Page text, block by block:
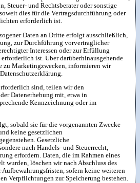
Steuer- und Rechtsberater oder sonstige
dies für die Vertragsdurchführung oder
erforderlich ist.
Daten an Dritte erfolgt ausschließlich,
zur Durchführung vorvertraglicher
Interessen oder zur Erfüllung
ist. Über darüberhinausgehende
zu Marketingzwecken, informieren wir
sind, teilen wir den
Datenerhebung mit, etwa in
Kennzeichnung oder im
sobald sie für die vorgenannten Zwecke
keine gesetzlichen
Gesetzliche
nach Handels- und Steuerrecht,
erfordern. Daten, die im Rahmen eines
wurden, löschen wir nach Abschluss des
sofern keine weiteren
Verpflichtungen zur Speicherung bestehen.